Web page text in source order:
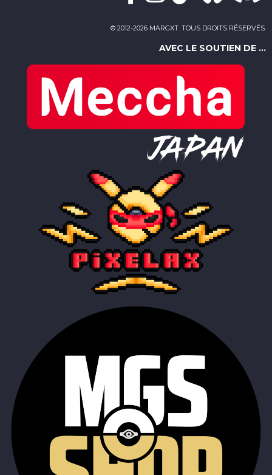
© 2012-2026 MARGXT. TOUS DROITS RÉSERVÉS.
AVEC LE SOUTIEN DE ...